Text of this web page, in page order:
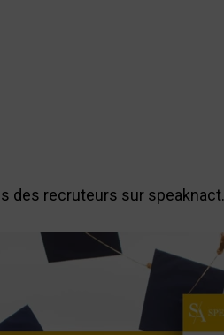
des recruteurs sur